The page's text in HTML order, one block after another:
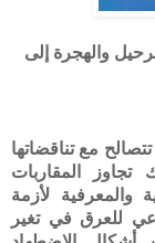
والهجرة إلى
مع تناقضاتها
تجاوز المقاربات
والمعرفية لأزمة
للعرق في تغير